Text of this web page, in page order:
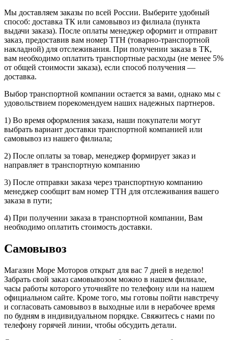
Мы доставляем заказы по всей России. Выберите удобный
способ: доставка ТК или самовывоз из филиала (пункта
выдачи заказа). После оплаты менеджер оформит и отправит
заказ, предоставив вам номер ТТН (товарно-транспортной
накладной) для отслеживания. При получении заказа в ТК,
вам необходимо оплатить транспортные расходы (не менее 5%
от общей стоимости заказа), если способ получения —
доставка.
Выбор транспортной компании остается за вами, однако мы с
удовольствием порекомендуем наших надежных партнеров.
1) Во время оформления заказа, наши покупатели могут
выбрать вариант доставки транспортной компанией или
самовывоз из нашего филиала;
2) После оплаты за товар, менеджер формирует заказ и
направляет в транспортную компанию
3) После отправки заказа через транспортную компанию
менеджер сообщит вам номер ТТН для отслеживания вашего
заказа в пути;
4) При получении заказа в транспортной компании, Вам
необходимо оплатить стоимость доставки.
Самовывоз
Магазин Море Моторов открыт для вас 7 дней в неделю!
Забрать свой заказ самовывозом можно в нашем филиале,
часы работы которого уточняйте по телефону или на нашем
официальном сайте. Кроме того, мы готовы пойти навстречу
и согласовать самовывоз в выходные или в нерабочее время
по будням в индивидуальном порядке. Свяжитесь с нами по
телефону горячей линии, чтобы обсудить детали.